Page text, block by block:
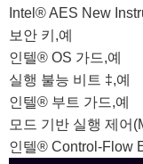
Intel® AES New
보안 키,예
인텔® OS 가드,예
실행 불능 비트 ‡,예
인텔® 부트 가드,예
모드 기반 실행 제어
인텔® Control-Flow